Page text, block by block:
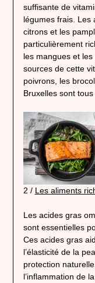
suffisante de
légumes frais. Les
citrons et les
particulièrement
les mangues et
sources de cette
poivrons, les
Bruxelles sont
2 / Les aliments
Les acides gras
sont essentielles
Ces acides gras
l’élasticité de la
protection
l’inflammation de